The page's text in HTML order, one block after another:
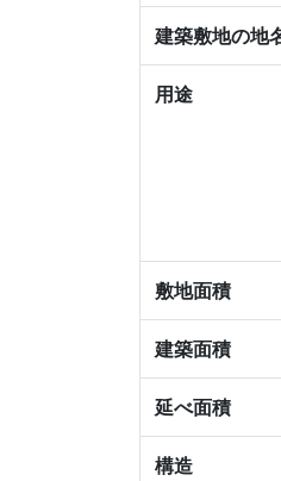
建築敷地の地
用途
敷地面積
建築面積
延べ面積
構造